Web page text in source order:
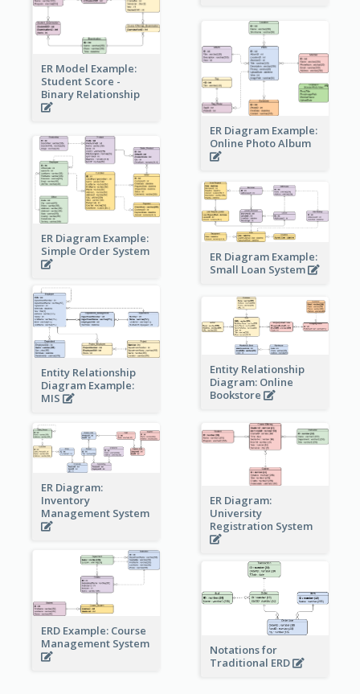
ER Model Example:
Student Score -
Binary Relationship
ER Diagram Example:
Online Photo Album
ER Diagram Example:
Simple Order System
ER Diagram Example:
Small Loan System
Entity Relationship
Diagram Example:
MIS
Entity Relationship
Diagram: Online
Bookstore
ER Diagram:
Inventory
Management System
ER Diagram:
University
Registration System
ERD Example: Course
Management System
Notations for
Traditional ERD